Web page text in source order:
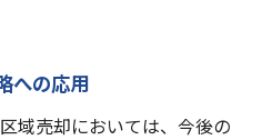
への応用
域売却においては、今後の